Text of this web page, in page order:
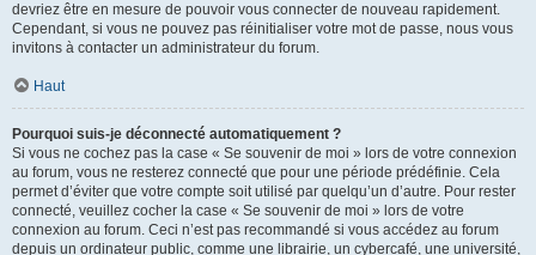
devriez être en mesure de pouvoir vous connecter de nouveau rapidement.
Cependant, si vous ne pouvez pas réinitialiser votre mot de passe, nous vous
invitons à contacter un administrateur du forum.
Haut
Pourquoi suis-je déconnecté automatiquement ?
Si vous ne cochez pas la case « Se souvenir de moi » lors de votre connexion
au forum, vous ne resterez connecté que pour une période prédéfinie. Cela
permet d’éviter que votre compte soit utilisé par quelqu’un d’autre. Pour rester
connecté, veuillez cocher la case « Se souvenir de moi » lors de votre
connexion au forum. Ceci n’est pas recommandé si vous accédez au forum
depuis un ordinateur public, comme une librairie, un cybercafé, une université,